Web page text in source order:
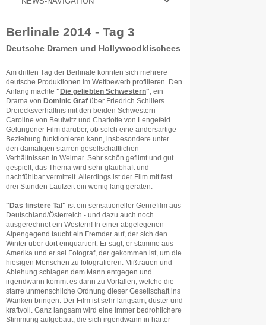
Berlinale 2014 - Tag 3
Deutsche Dramen und Hollywoodklischees
Am dritten Tag der Berlinale konnten sich mehrere
deutsche Produktionen im Wettbewerb profilieren. Den
Anfang machte " Die geliebten Schwestern" , ein
Drama von Dominic Graf über Friedrich Schillers
Dreiecksverhältnis mit den beiden Schwestern
Caroline von Beulwitz und Charlotte von Lengefeld.
Gelungener Film darüber, ob solch eine andersartige
Beziehung funktionieren kann, insbesondere unter
den damaligen starren gesellschaftlichen
Verhältnissen in Weimar. Sehr schön gefilmt und gut
gespielt, das Thema wird sehr glaubhaft und
nachfühlbar vermittelt. Allerdings ist der Film mit fast
drei Stunden Laufzeit ein wenig lang geraten.
" Das finstere Tal " ist ein sensationeller Genrefilm aus
Deutschland/Österreich - und dazu auch noch
ausgerechnet ein Western! In einer abgelegenen
Alpengegend taucht ein Fremder auf, der sich den
Winter über dort einquartiert. Er sagt, er stamme aus
Amerika und er sei Fotograf, der gekommen ist, um die
hiesigen Menschen zu fotografieren. Mißtrauen und
Ablehung schlagen dem Mann entgegen und
irgendwann kommt es dann zu Vorfällen, welche die
starre unmenschliche Ordnung dieser Gesellschaft ins
Wanken bringen. Der Film ist sehr langsam, düster und
kraftvoll. Ganz langsam wird eine immer bedrohlichere
Stimmung aufgebaut, die sich irgendwann in harter